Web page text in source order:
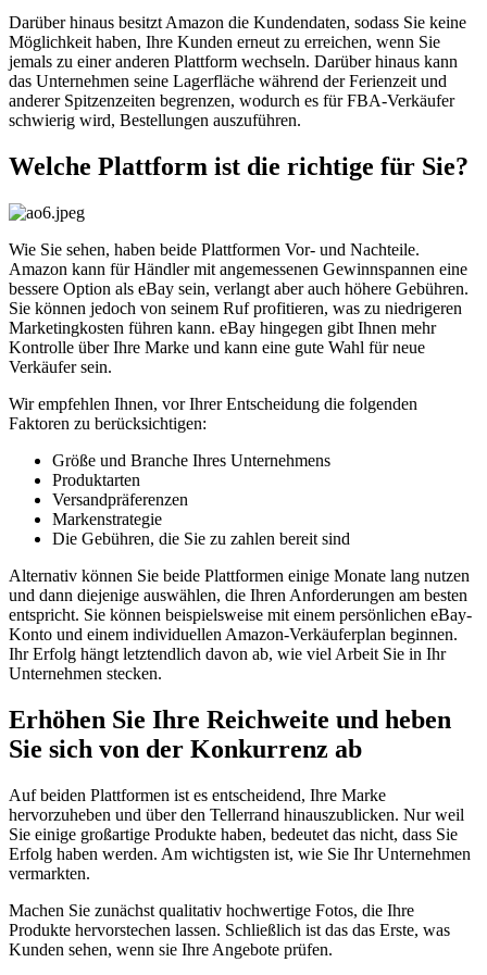
Darüber hinaus besitzt Amazon die Kundendaten, sodass Sie keine
Möglichkeit haben, Ihre Kunden erneut zu erreichen, wenn Sie
jemals zu einer anderen Plattform wechseln. Darüber hinaus kann
das Unternehmen seine Lagerfläche während der Ferienzeit und
anderer Spitzenzeiten begrenzen, wodurch es für FBA-Verkäufer
schwierig wird, Bestellungen auszuführen.
Welche Plattform ist die richtige für Sie?
Wie Sie sehen, haben beide Plattformen Vor- und Nachteile.
Amazon kann für Händler mit angemessenen Gewinnspannen eine
bessere Option als eBay sein, verlangt aber auch höhere Gebühren.
Sie können jedoch von seinem Ruf profitieren, was zu niedrigeren
Marketingkosten führen kann. eBay hingegen gibt Ihnen mehr
Kontrolle über Ihre Marke und kann eine gute Wahl für neue
Verkäufer sein.
Wir empfehlen Ihnen, vor Ihrer Entscheidung die folgenden
Faktoren zu berücksichtigen:
Größe und Branche Ihres Unternehmens
Produktarten
Versandpräferenzen
Markenstrategie
Die Gebühren, die Sie zu zahlen bereit sind
Alternativ können Sie beide Plattformen einige Monate lang nutzen
und dann diejenige auswählen, die Ihren Anforderungen am besten
entspricht. Sie können beispielsweise mit einem persönlichen eBay-
Konto und einem individuellen Amazon-Verkäuferplan beginnen.
Ihr Erfolg hängt letztendlich davon ab, wie viel Arbeit Sie in Ihr
Unternehmen stecken.
Erhöhen Sie Ihre Reichweite und heben
Sie sich von der Konkurrenz ab
Auf beiden Plattformen ist es entscheidend, Ihre Marke
hervorzuheben und über den Tellerrand hinauszublicken. Nur weil
Sie einige großartige Produkte haben, bedeutet das nicht, dass Sie
Erfolg haben werden. Am wichtigsten ist, wie Sie Ihr Unternehmen
vermarkten.
Machen Sie zunächst qualitativ hochwertige Fotos, die Ihre
Produkte hervorstechen lassen. Schließlich ist das das Erste, was
Kunden sehen, wenn sie Ihre Angebote prüfen.